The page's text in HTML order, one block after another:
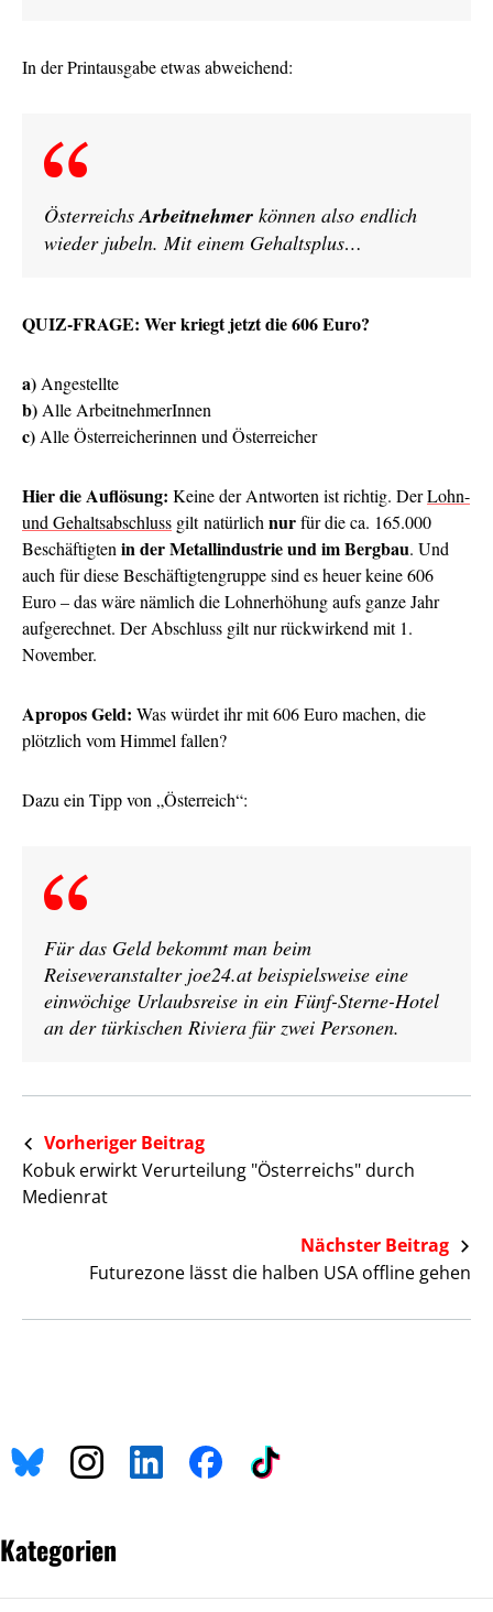
In der Printausgabe etwas abweichend:
ÖsterreichsArbeitnehmer können also endlich
wieder jubeln. Mit einem Gehaltsplus…
QUIZ-FRAGE: Wer kriegt jetzt die 606 Euro?
a) Angestellte
b) Alle ArbeitnehmerInnen
c) Alle Österreicherinnen und Österreicher
Hier die Auflösung: Keine der Antworten ist richtig. DerLohn-
und Gehaltsabschluss gilt natürlich nurfür die ca. 165.000
Beschäftigten in der Metallindustrie und im Bergbau. Und
auch für diese Beschäftigtengruppe sind es heuer keine 606
Euro – das wäre nämlich die Lohnerhöhung aufs ganze Jahr
aufgerechnet. Der Abschluss gilt nur rückwirkend mit 1.
November.
Apropos Geld: Was würdet ihr mit 606 Euro machen, die
plötzlich vom Himmel fallen?
Dazu ein Tipp von „Österreich“:
Für das Geld bekommt man beim
Reiseveranstalter joe24.at beispielsweise eine
einwöchige Urlaubsreise in ein Fünf-Sterne-Hotel
an der türkischen Riviera für zwei Personen.
Vorheriger Beitrag
Kobuk erwirkt Verurteilung "Österreichs" durch
Medienrat
Nächster Beitrag
Futurezone lässt die halben USA offline gehen
Kategorien